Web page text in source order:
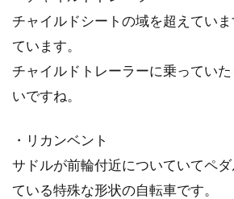
チャイルドシートの域を超えてい
ています。
チャイルドトレーラーに乗ってい
いですね。
・リカンベント
サドルが前輪付近についていてペ
ている特殊な形状の自転車です。